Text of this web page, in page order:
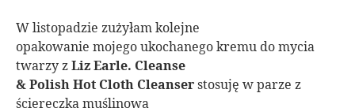
W listopadzie zużyłam kolejne
opakowanie mojego ukochanego kremu do mycia
twarzy zLiz Earle. Cleanse
& Polish Hot Cloth Cleanserstosuję w parze z
ściereczką muślinową